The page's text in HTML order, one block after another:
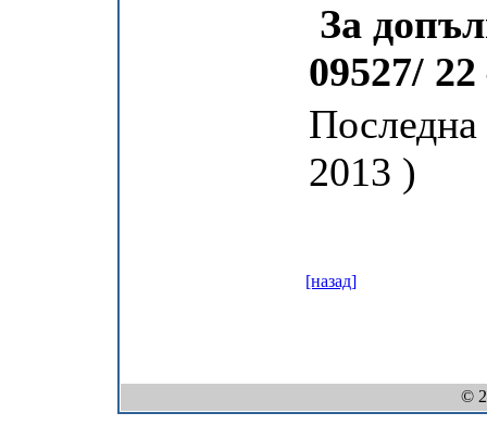
За
09527/
2013 )
[назад]
©